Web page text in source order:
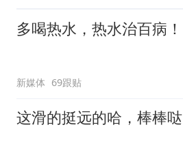
多喝热水，热水治百病！
新媒体 69跟贴
这滑的挺远的哈，棒棒哒